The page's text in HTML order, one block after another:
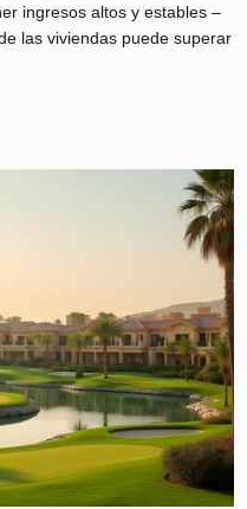
ingresos altos y estables –
las viviendas puede superar